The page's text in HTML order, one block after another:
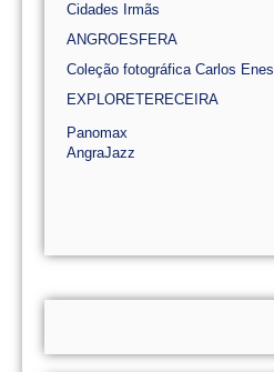
Cidades Irmãs
ANGROESFERA
Coleção fotográfica Carlos Enes
EXPLORETERECEIRA
Panomax
AngraJazz